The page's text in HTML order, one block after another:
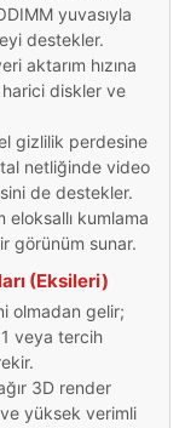
yuvasıyla
destekler.
aktarım hızına
harici diskler ve
gizlilik perdesine
netliğinde video
de destekler.
eloksallı kumlama
görünüm sunar.
(Eksileri)
olmadan gelir;
veya tercih
3D render
yüksek verimli